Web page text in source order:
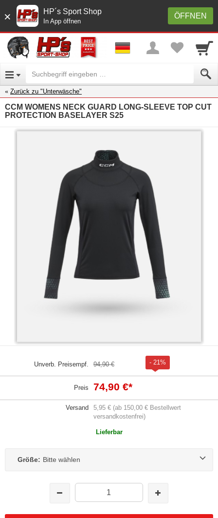
× ÖFFNEN
HP´s Sport Shop
In App öffnen
Zurück zu "Unterwäsche"
CCM WOMENS NECK GUARD LONG-SLEEVE TOP CUT
PROTECTION BASELAYER S25
Unverb. Preisempf. 94,90 € - 21%
Preis 74,90 €*
Versand
5,95 € (ab 150,00 € Bestellwert
versandkostenfrei)
Lieferbar
Größe: Bitte wählen